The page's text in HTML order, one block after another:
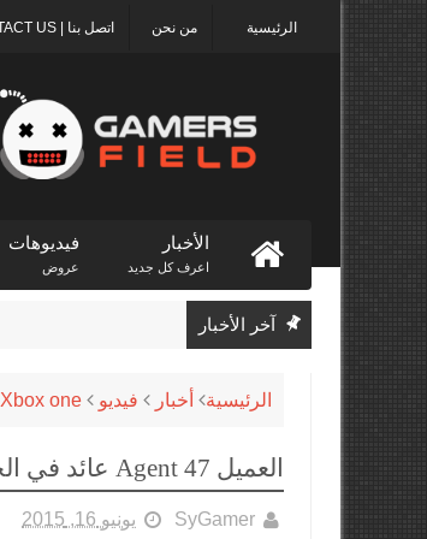
اتصل بنا | CONTACT US من نحن الرئيسية
الأخبار
اعرف كل جديد
فيديوهات
عروض
آخر الأخبار
الرئيسية أخبار فيديو Xbox one
العميل Agent 47 عائد في الجزء الجديد من Hitman
SyGamer يونيو 16, 2015